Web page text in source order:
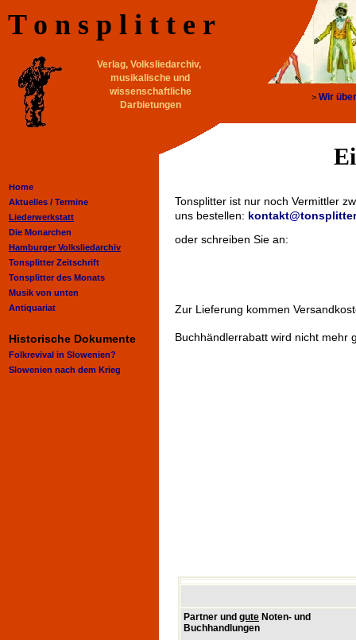
Home
Aktuelles / Termine
Liederwerkstatt
Die Monarchen
Hamburger Volksliedarchiv
Tonsplitter Zeitschrift
Tonsplitter des Monats
Musik von unten
Antiquariat
Historische Dokumente
Folkrevival in Slowenien?
Slowenien nach dem Krieg
Tonsplitter ist nur noch Vermittler
uns bestellen:
oder schreiben Sie an:
Zur Lieferung kommen
Buchhändlerrabatt wird nicht mehr
Partner und gute Noten- und
Buchhandlungen
> Wir
T o n s p l i t t e r
Verlag, Volksliedarchiv,
musikalische und
wissenschaftliche
Darbietungen